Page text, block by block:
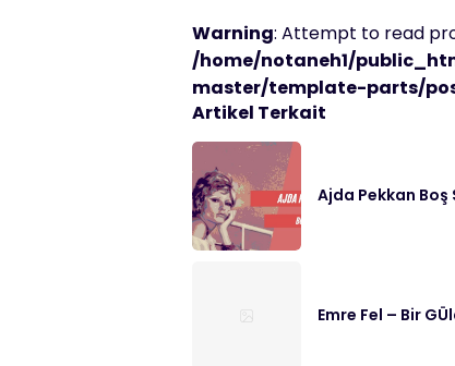
Warning: Attempt to read
/home/notaneh1/
master/template-parts/
Artikel Terkait
Ajda Pekkan
Emre Fel – Bir